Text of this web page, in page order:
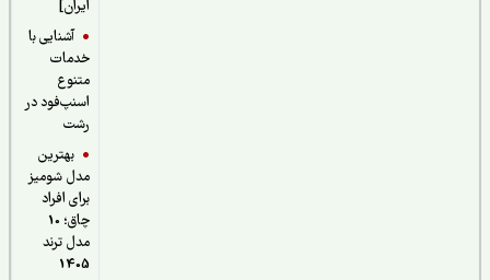
آشنایی با
خدمات
اسنپ‌فود در
بهترین
مدل شومیز
برای افراد
چاق؛ 10
مدل ترند